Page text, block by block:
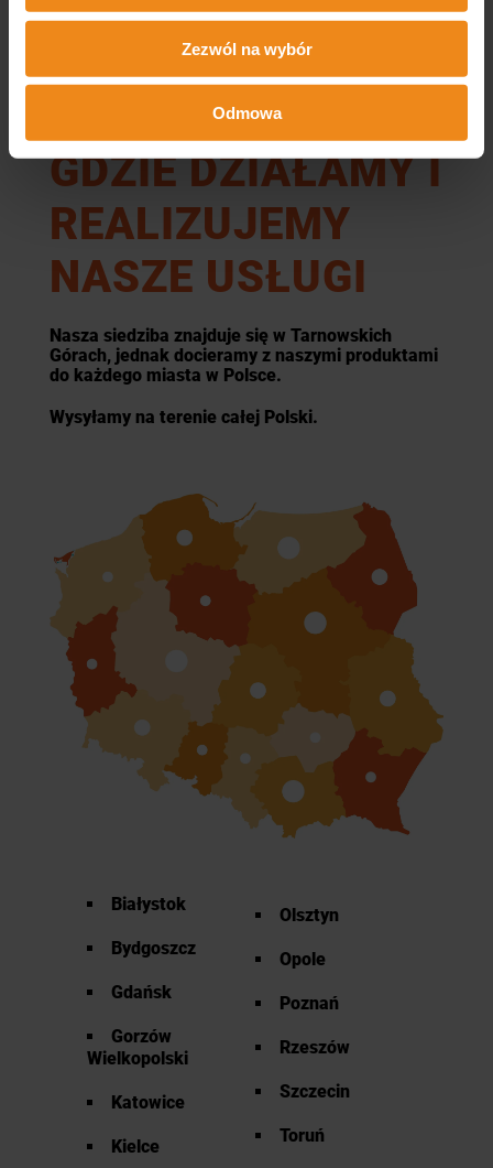
Zezwól na wybór
Odmowa
GDZIE DZIAŁAMY I
REALIZUJEMY
NASZE USŁUGI
Nasza siedziba znajduje się w Tarnowskich
Górach, jednak docieramy z naszymi produktami
do każdego miasta w Polsce.
Wysyłamy na terenie całej Polski.
Białystok
Bydgoszcz
Gdańsk
Gorzów
Wielkopolski
Katowice
Kielce
Olsztyn
Opole
Poznań
Rzeszów
Szczecin
Toruń